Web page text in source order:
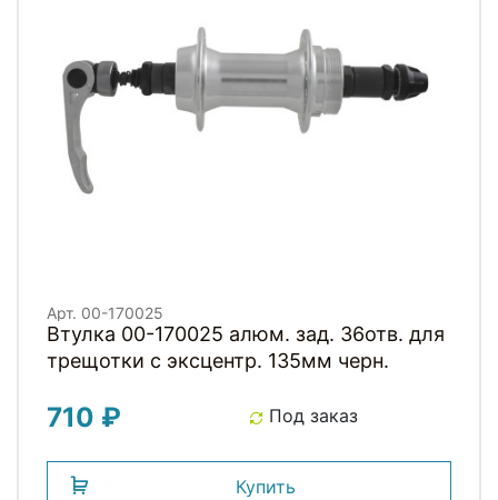
Арт. 00-170025
Втулка 00-170025 алюм. зад. 36отв. для
трещотки с эксцентр. 135мм черн.
710 ₽ Под заказ
Купить